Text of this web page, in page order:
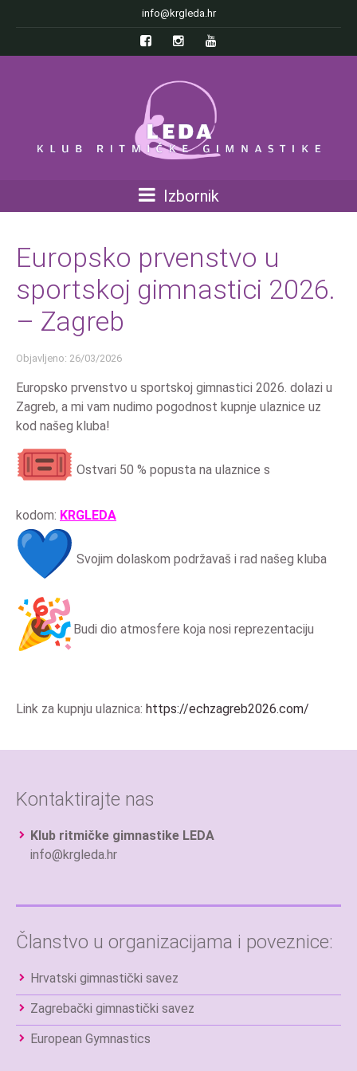
info@krgleda.hr
Izbornik
Europsko prvenstvo u
sportskoj gimnastici 2026.
– Zagreb
Objavljeno: 26/03/2026
Europsko prvenstvo u sportskoj gimnastici 2026. dolazi u
Zagreb, a mi vam nudimo pogodnost kupnje ulaznice uz
kod našeg kluba!
Ostvari 50 % popusta na ulaznice s
kodom: KRGLEDA
Svojim dolaskom podržavaš i rad našeg kluba
Budi dio atmosfere koja nosi reprezentaciju
Link za kupnju ulaznica: https://echzagreb2026.com/
Kontaktirajte nas
Klub ritmičke gimnastike LEDA
info@krgleda.hr
Članstvo u organizacijama i poveznice:
Hrvatski gimnastički savez
Zagrebački gimnastički savez
European Gymnastics